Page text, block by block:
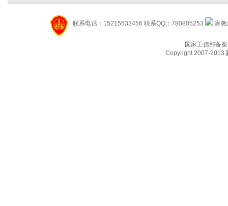
联系电话：15215533456 联系QQ：780805253 家
国家工信部备
Copyright 2007-2013